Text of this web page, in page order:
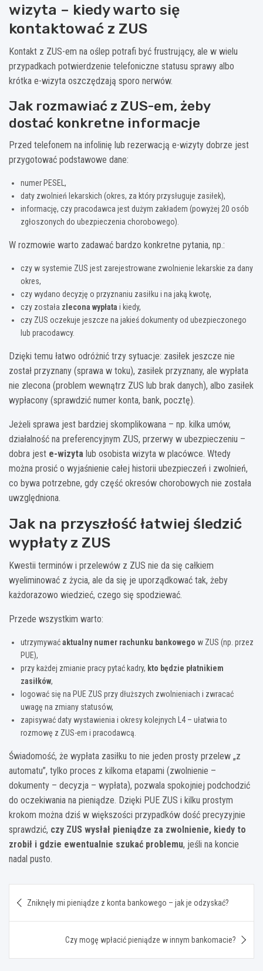
wizyta – kiedy warto się
kontaktować z ZUS
Kontakt z ZUS-em na oślep potrafi być frustrujący, ale w wielu
przypadkach potwierdzenie telefoniczne statusu sprawy albo
krótka e-wizyta oszczędzają sporo nerwów.
Jak rozmawiać z ZUS-em, żeby
dostać konkretne informacje
Przed telefonem na infolinię lub rezerwacją e-wizyty dobrze jest
przygotować podstawowe dane:
numer PESEL,
daty zwolnień lekarskich (okres, za który przysługuje zasiłek),
informację, czy pracodawca jest dużym zakładem (powyżej 20 osób
zgłoszonych do ubezpieczenia chorobowego).
W rozmowie warto zadawać bardzo konkretne pytania, np.:
czy w systemie ZUS jest zarejestrowane zwolnienie lekarskie za dany
okres,
czy wydano decyzję o przyznaniu zasiłku i na jaką kwotę,
czy została zlecona wypłata i kiedy,
czy ZUS oczekuje jeszcze na jakieś dokumenty od ubezpieczonego
lub pracodawcy.
Dzięki temu łatwo odróżnić trzy sytuacje: zasiłek jeszcze nie
został przyznany (sprawa w toku), zasiłek przyznany, ale wypłata
nie zlecona (problem wewnątrz ZUS lub brak danych), albo zasiłek
wypłacony (sprawdzić numer konta, bank, pocztę).
Jeżeli sprawa jest bardziej skomplikowana – np. kilka umów,
działalność na preferencyjnym ZUS, przerwy w ubezpieczeniu –
dobra jest e-wizyta lub osobista wizyta w placówce. Wtedy
można prosić o wyjaśnienie całej historii ubezpieczeń i zwolnień,
co bywa potrzebne, gdy część okresów chorobowych nie została
uwzględniona.
Jak na przyszłość łatwiej śledzić
wypłaty z ZUS
Kwestii terminów i przelewów z ZUS nie da się całkiem
wyeliminować z życia, ale da się je uporządkować tak, żeby
każdorazowo wiedzieć, czego się spodziewać.
Przede wszystkim warto:
utrzymywaćaktualny numer rachunku bankowego w ZUS (np. przez
PUE),
przy każdej zmianie pracy pytać kadry, kto będzie płatnikiem
zasiłków,
logować się na PUE ZUS przy dłuższych zwolnieniach i zwracać
uwagę na zmiany statusów,
zapisywać daty wystawienia i okresy kolejnych L4 – ułatwia to
rozmowę z ZUS-em i pracodawcą.
Świadomość, że wypłata zasiłku to nie jeden prosty przelew „z
automatu”, tylko proces z kilkoma etapami (zwolnienie –
dokumenty – decyzja – wypłata), pozwala spokojniej podchodzić
do oczekiwania na pieniądze. Dzięki PUE ZUS i kilku prostym
krokom można dziś w większości przypadków dość precyzyjnie
sprawdzić, czy ZUS wysłał pieniądze za zwolnienie, kiedy to
zrobił i gdzie ewentualnie szukać problemu, jeśli na koncie
nadal pusto.
wpisu
Zniknęły mi pieniądze z konta bankowego – jak je odzyskać?
Czy mogę wpłacić pieniądze w innym bankomacie?